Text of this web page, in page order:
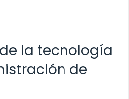
la tecnología
de